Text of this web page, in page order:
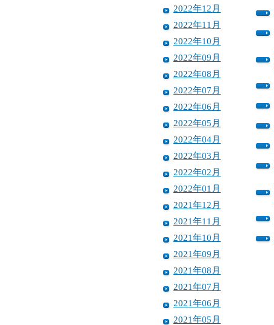
2022年12月
2022年11月
2022年10月
2022年09月
2022年08月
2022年07月
2022年06月
2022年05月
2022年04月
2022年03月
2022年02月
2022年01月
2021年12月
2021年11月
2021年10月
2021年09月
2021年08月
2021年07月
2021年06月
2021年05月